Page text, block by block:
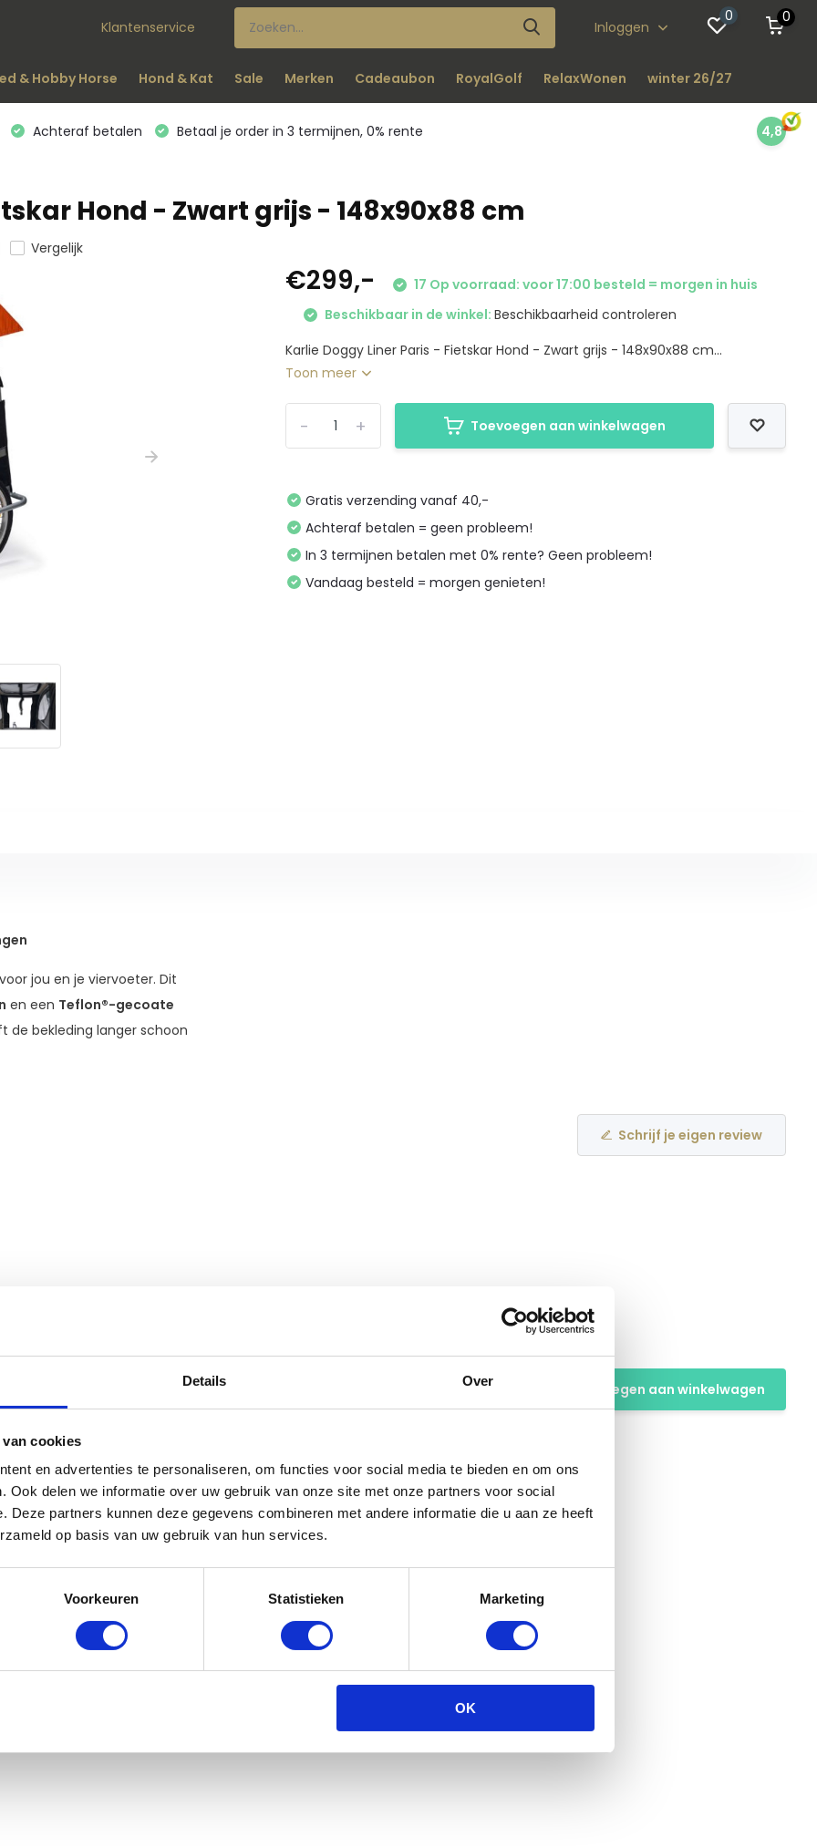
Details Over
cookies
en advertenties te personaliseren, om functies voor social media te bieden en om ons
Ook delen we informatie over uw gebruik van onze site met onze partners voor social
Deze partners kunnen deze gegevens combineren met andere informatie die u aan ze heeft
op basis van uw gebruik van hun services.
Voorkeuren Statistieken Marketing
OK
Klantenservice Inloggen
0 0
& Hobby Horse Hond & Kat Sale Merken Cadeaubon RoyalGolf RelaxWonen winter 26/27
Achteraf betalen Betaal je order in 3 termijnen, 0% rente 4,8
Hond - Zwart grijs - 148x90x88 cm
Vergelijk
€299,-
17 Op voorraad: voor 17:00 besteld = morgen in huis
Beschikbaar in de winkel:Beschikbaarheid controleren
Karlie Doggy Liner Paris - Fietskar Hond - Zwart grijs - 148x90x88 cm...
Toon meer
+
- Toevoegen aan winkelwagen
Gratis verzending vanaf 40,-
Achteraf betalen = geen probleem!
In 3 termijnen betalen met 0% rente? Geen probleem!
Vandaag besteld = morgen genieten!
jou en je viervoeter. Dit
en een Teflon®-gecoate
de bekleding langer schoon
ten opzichte van
joggerfunctie
en comfortabele textuur. Zo
Schrijf je eigen review
Liner Paris - Fietskar Hond - Zwart
cm
Toevoegen aan winkelwagen